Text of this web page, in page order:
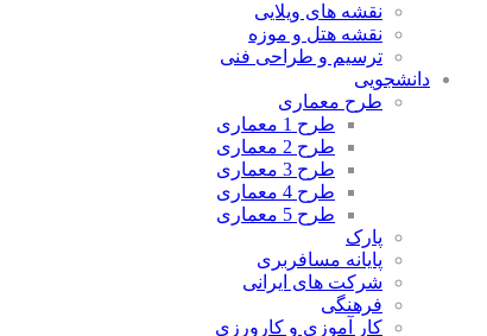
نقشه های ویلایی
نقشه هتل و موزه
ترسیم و طراحی فنی
دانشجویی
طرح معماری
طرح 1 معماری
طرح 2 معماری
طرح 3 معماری
طرح 4 معماری
طرح 5 معماری
پارک
پایانه مسافربری
شرکت های ایرانی
فرهنگی
کار آموزی و کارورزی